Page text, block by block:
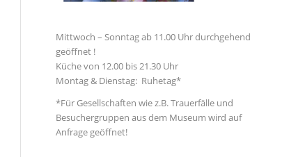
Mittwoch – Sonntag ab 11.00 Uhr durchgehend
geöffnet !
Küche von 12.00 bis 21.30 Uhr
Montag & Dienstag: Ruhetag*
*Für Gesellschaften wie z.B. Trauerfälle und
Besuchergruppen aus dem Museum wird auf
Anfrage geöffnet!